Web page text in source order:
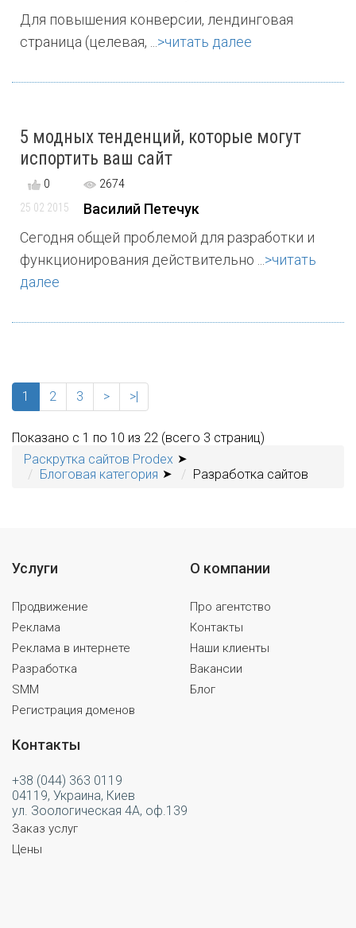
Для повышения конверсии, лендинговая
страница (целевая, ... >читать далее
5 модных тенденций, которые могут
испортить ваш сайт
0
2674
25 02 2015
Василий Петечук
Сегодня общей проблемой для разработки и
функционирования действительно ... >читать
далее
1 2 3 > >|
Показано с 1 по 10 из 22 (всего 3 страниц)
Раскрутка сайтов Prodex
Блоговая категория
Разработка сайтов
Услуги
Продвижение
Реклама
Реклама в интернете
Разработка
SMM
Регистрация доменов
О компании
Про агентство
Контакты
Наши клиенты
Вакансии
Блог
Контакты
+38 (044) 363 0119
04119, Украина, Киев
ул. Зоологическая 4А, оф.139
Заказ услуг
Цены